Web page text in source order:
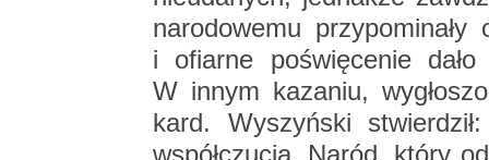
na­ro­do­we­mu
i ofiar­ne po­świę­ce­nie
W innym ka­za­niu,
kard. Wy­szyń­ski
współ­czu­cia. Naród, który